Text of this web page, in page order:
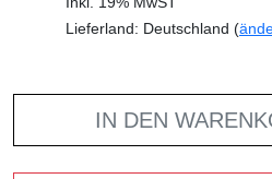
Lieferland: Deutschland (
IN DEN